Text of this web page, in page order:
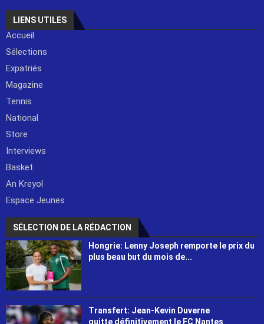
LIENS UTILES
Accueil
Sélections
Expatriés
Magazine
Tennis
National
Store
Interviews
Basket
An Kreyol
Espace Jeunes
SÉLECTION DE LA RÉDACTION
Hongrie: Lenny Joseph remporte le prix du
plus beau but du mois de...
Transfert: Jean-Kevin Duverne
quitte définitivement le FC Nantes